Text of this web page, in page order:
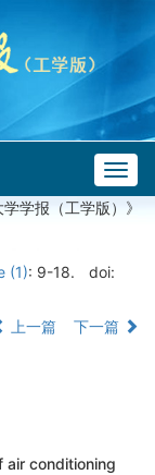
学报（工学版）》
(1): 9-18.
doi:
上一篇 下一篇
air conditioning